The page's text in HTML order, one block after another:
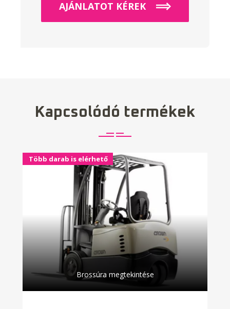
AJÁNLATOT KÉREK
Kapcsolódó termékek
Több darab is elérhető
Brossúra megtekintése